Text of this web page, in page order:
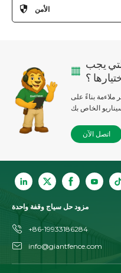
الأمن
حواجز دفاعية
أسوار أمان للورشة
أسوار ماكينة حراسة
سياج كهربائي
إكسسوارات الأمن الشائكة والشفرة
يجب
؟
ملاءمة بناءً على
اتصل الآن
مزود حل سياج وقفة واحدة
+86-19933186284
info@giantfence.com